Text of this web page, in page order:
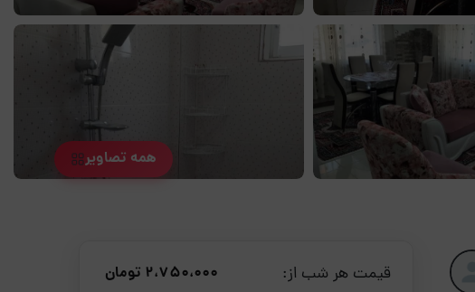
همه تصاویر
قیمت هر شب از: 2،750،000 تومان